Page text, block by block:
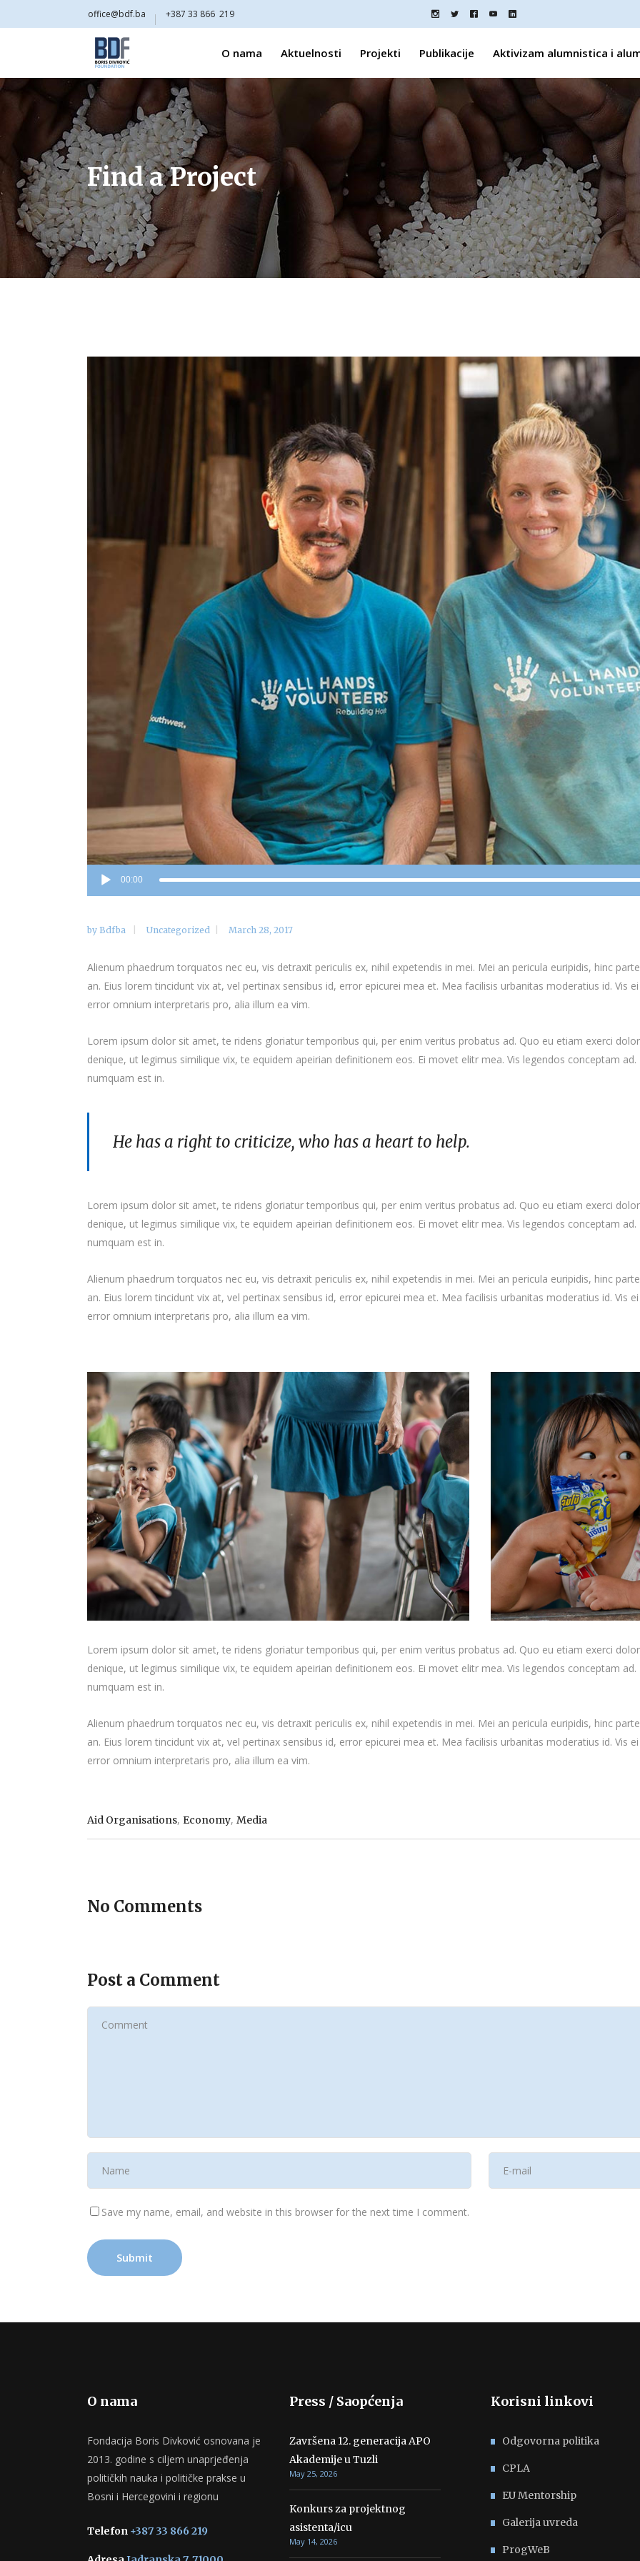
office@bdf.ba +387 33 866 219
O nama Aktuelnosti Projekti Publikacije Aktivizam alumnistica i
Find a Project
Audio
00:00
by Bdfba Uncategorized March 28, 2017
Alienum phaedrum torquatos nec eu, vis detraxit periculis ex, nihil expetendis in mei. Mei an pericula euripidis, hinc
an. Eius lorem tincidunt vix at, vel pertinax sensibus id, error epicurei mea et. Mea facilisis urbanitas moderatius id. Vis
error omnium interpretaris pro, alia illum ea vim.
Lorem ipsum dolor sit amet, te ridens gloriatur temporibus qui, per enim veritus probatus ad. Quo eu etiam exerci
denique, ut legimus similique vix, te equidem apeirian definitionem eos. Ei movet elitr mea. Vis legendos conceptam
numquam est in.
He has a right to criticize, who has a heart to help.
Lorem ipsum dolor sit amet, te ridens gloriatur temporibus qui, per enim veritus probatus ad. Quo eu etiam exerci
denique, ut legimus similique vix, te equidem apeirian definitionem eos. Ei movet elitr mea. Vis legendos conceptam
numquam est in.
Alienum phaedrum torquatos nec eu, vis detraxit periculis ex, nihil expetendis in mei. Mei an pericula euripidis, hinc
an. Eius lorem tincidunt vix at, vel pertinax sensibus id, error epicurei mea et. Mea facilisis urbanitas moderatius id. Vis
error omnium interpretaris pro, alia illum ea vim.
Lorem ipsum dolor sit amet, te ridens gloriatur temporibus qui, per enim veritus probatus ad. Quo eu etiam exerci
denique, ut legimus similique vix, te equidem apeirian definitionem eos. Ei movet elitr mea. Vis legendos conceptam
numquam est in.
Alienum phaedrum torquatos nec eu, vis detraxit periculis ex, nihil expetendis in mei. Mei an pericula euripidis, hinc
an. Eius lorem tincidunt vix at, vel pertinax sensibus id, error epicurei mea et. Mea facilisis urbanitas moderatius id. Vis
error omnium interpretaris pro, alia illum ea vim.
Aid Organisations, Economy, Media
No Comments
Post a Comment
Save my name, email, and website in this browser for the next time I comment.
O nama
Fondacija Boris Divković osnovana je
2013. godine s ciljem unaprjeđenja
političkih nauka i političke prakse u
Bosni i Hercegovini i regionu
Telefon +387 33 866 219
Press / Saopćenja
Završena 12. generacija APO
Akademije u Tuzli
May 25, 2026
Konkurs za projektnog
asistenta/icu
May 14, 2026
Korisni linkovi
Odgovorna politika
CPLA
EU Mentorship
Galerija uvreda
ProgWeB